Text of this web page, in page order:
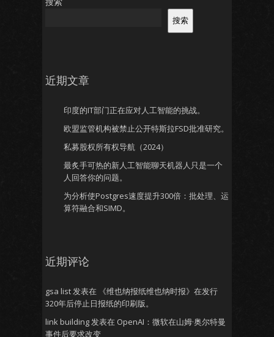
搜索
近期文章
印度的IT部门正在应对人工智能的挑战。
欧盟监管机构被禁止公开特斯拉FSD批准研究。
私募股权所有权导航（2024）
最炙手可热的新人工智能聊天机器人只是一个
人回答你的问题。
为分析使Postgres速度提升300倍：批处理、运
算符融合和SIMD。
近期评论
gsa list发表在
《维也纳报纸维也纳时报》在发行
320年后停止日报纸的印刷版。
link building发表在 OpenAI：微软在山姆·奥尔特曼
事件后要求改变